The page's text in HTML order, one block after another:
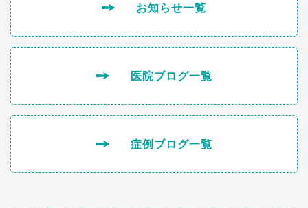
お知らせ一覧
医院ブログ一覧
症例ブログ一覧